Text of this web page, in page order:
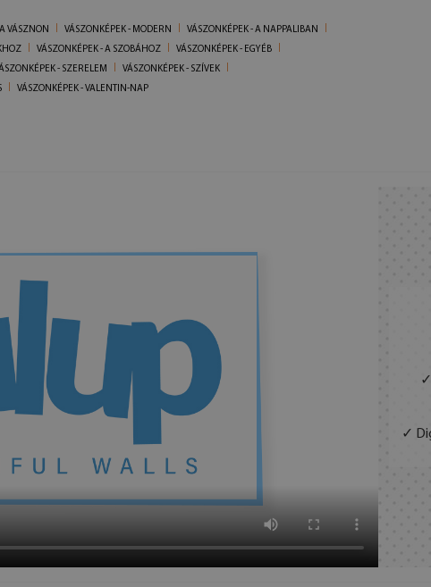
VÁSZNON VÁSZONKÉPEK - MODERN
VÁSZONKÉPEK - A NAPPALIBAN
VÁSZONKÉPEK - A SZOBÁHOZ
VÁSZONKÉPEK - EGYÉB
- SZERELEM
VÁSZONKÉPEK - SZÍVEK
VÁSZONKÉPEK - VALENTIN-NAP
✓